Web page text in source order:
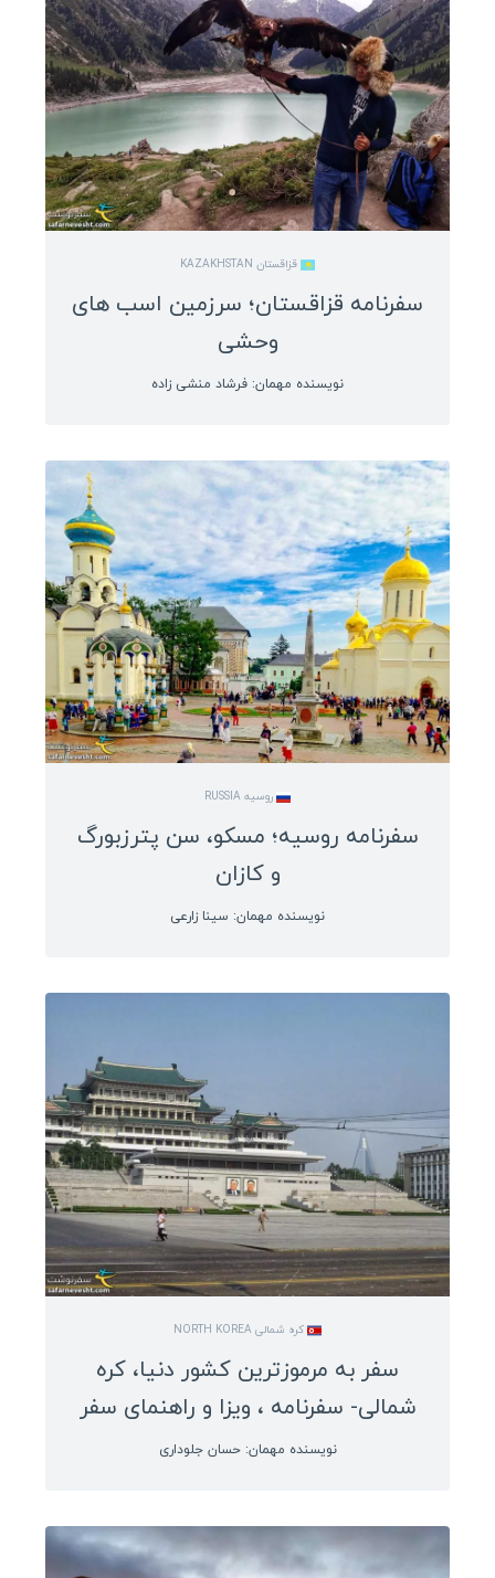
آذربایجان
گرجستان
ارمنستان
روسیه
ترنسنیستریا
اسپانیا
سفرنامه آفریقا
گینه بیسائو
گینه
سیرالئون
لیبریا
مالی
بورکینافاسو
ساحل عاج
غنا
بنین
کنیا
زیمباوه
تونس
قزاقستان KAZAKHSTAN
سفرنامه قزاقستان؛ سرزمین اسب های
وحشی
نویسنده مهمان: فرشاد منشی زاده
روسیه RUSSIA
سفرنامه روسیه؛ مسکو، سن پترزبورگ
و کازان
نویسنده مهمان: سینا زارعی
کره شمالی NORTH KOREA
سفر به مرموزترین کشور دنیا، کره
شمالی- سفرنامه ، ویزا و راهنمای سفر
نویسنده مهمان: حسان جلوداری